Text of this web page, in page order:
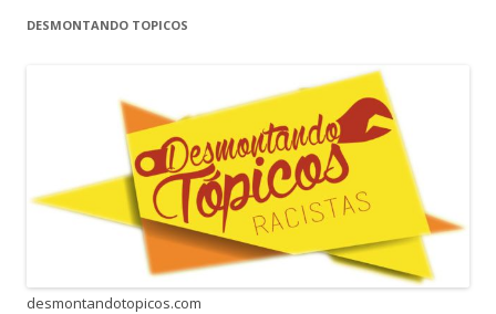
DESMONTANDO TOPICOS
desmontandotopicos.com